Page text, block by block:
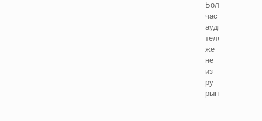
Большая
часть
аудитории
телеги
же
не
из
ру
рынка